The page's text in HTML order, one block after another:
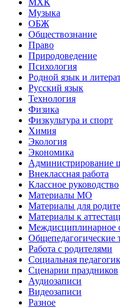
Музыка
ОБЖ
Обществознание
Право
Природоведение
Психология
Родной язык и
Русский язык
Технология
Физика
Физкультура и спорт
Химия
Экология
Экономика
Администрирование
Внеклассная работа
Классное руководство
Материалы МО
Материалы для
Материалы к
Междисциплинарное
Общепедагогические
Работа с родителями
Социальная
Сценарии праздников
Аудиозаписи
Видеозаписи
Разное